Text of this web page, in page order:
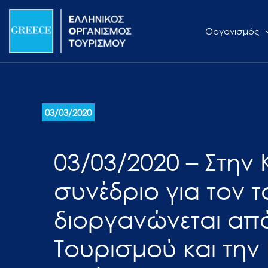
Σημείωση:
Αυτός
ιστότοπος
προσβασιμότητας.
προσαρμόσετε
Μετάβαση
στο
Οργανισμός
03/03/2020
03/03/2020 – Στην
συνέδριο για τον
διοργανώνεται
Τουρισμού και την